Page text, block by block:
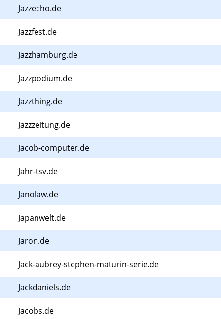
Jazzecho.de
Jazzfest.de
Jazzhamburg.de
Jazzpodium.de
Jazzthing.de
Jazzzeitung.de
Jacob-computer.de
Jahr-tsv.de
Janolaw.de
Japanwelt.de
Jaron.de
Jack-aubrey-stephen-maturin-serie.de
Jackdaniels.de
Jacobs.de